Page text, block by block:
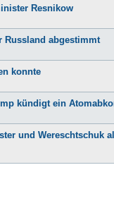
Resnikow
Russland abgestimmt
konnte
kündigt ein
und Wereschtschuk